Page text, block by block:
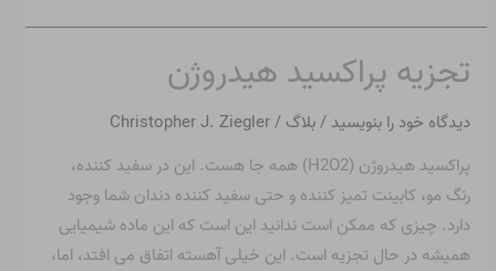
تجزیه پراکسید هیدروژن
دیدگاه‌ خود را بنویسید /بلاگ /
Christopher J. Ziegler
پراکسید هیدروژن (H2O2) همه جا هست. این در سفید کننده،
رنگ مو، کابینت تمیز کننده و حتی سفید کننده دندان شما وجود
دارد. چیزی که ممکن است ندانید این است که این ماده شیمیایی
همیشه در حال تجزیه است. این خیلی آهسته اتفاق می افتد، اما،
تجزیه
پراکسید
هیدروژن